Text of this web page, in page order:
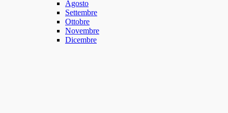
Agosto
Settembre
Ottobre
Novembre
Dicembre